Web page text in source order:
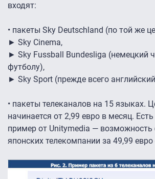
входят:
• пакеты Sky Deutschland (по той же
► Sky Cinema,
► Sky Fussball Bundesliga (немецкий
футболу),
► Sky Sport (прежде всего
• пакеты телеканалов на 15 языках.
начинается от 2,99 евро в месяц.
пример от Unitymedia — возможность
японских телекомпании за 49,99